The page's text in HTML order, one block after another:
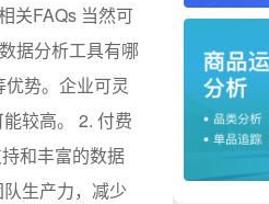
关FAQs 当然可
据分析工具有哪
势。企业可灵
较高。 2. 付费
和丰富的数据
生产力，减少